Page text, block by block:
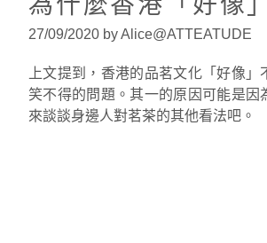
27/09/2020 by Alice@ATTEATUDE
上文提到，香港的品茗文化「好像
笑不得的問題。其一的原因可能是
來談談身邊人對茗茶的其他看法吧。